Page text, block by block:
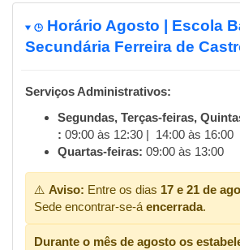
🕒 Horário Agosto | Escola
Secundária Ferreira de
Serviços Administrativos:
Segundas, Terças-feiras,
: 09:00 às 12:30 | 14:00 às 16:00
Quartas-feiras: 09:00 às 13:00
⚠️ Aviso: Entre os dias 17 e 21 de
Sede encontrar-se-á encerrada.
Durante o mês de agosto os